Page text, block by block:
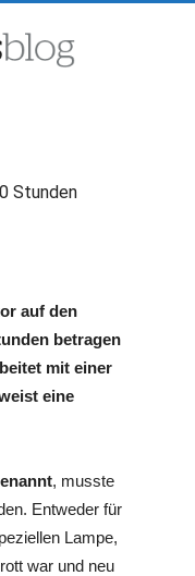
Stunden
auf den
betragen
mit einer
eine
, musste
Entweder für
Lampe,
war und neu